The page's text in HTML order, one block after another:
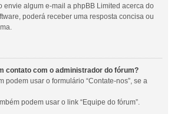
envie algum e-mail a phpBB Limited acerca do
poderá receber uma resposta concisa ou
contato com o administrador do fórum?
podem usar o formulário “Contate-nos”, se a
podem usar o link “Equipe do fórum”.